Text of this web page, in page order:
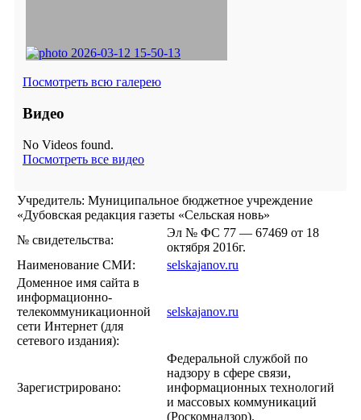
Посмотреть всю галерею
Видео
No Videos found.
Посмотреть все видео
Учредитель: Муниципальное бюджетное учреждение
«Дубовская редакция газеты «Сельская новь»
№ свидетельства:
Эл № ФС 77 — 67469 от 18
октября 2016г.
Наименование СМИ:
selskajanov.ru
Доменное имя сайта в
информационно-
телекоммуникационной
сети Интернет (для
сетевого издания):
selskajanov.ru
Зарегистрировано:
Федеральной службой по
надзору в сфере связи,
информационных технологий
и массовых коммуникаций
(Роскомнадзор).